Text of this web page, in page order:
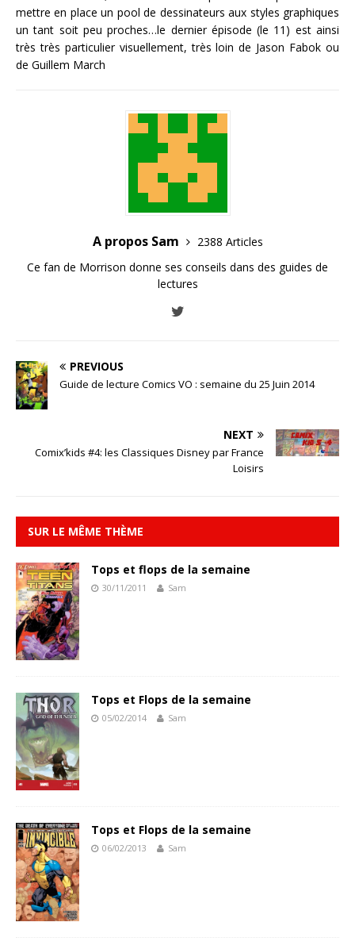
mettre en place un pool de dessinateurs aux styles graphiques
un tant soit peu proches…le dernier épisode (le 11) est ainsi
très très particulier visuellement, très loin de Jason Fabok ou
de Guillem March
A propos Sam
2388 Articles
Ce fan de Morrison donne ses conseils dans des guides de
lectures
PREVIOUS
Guide de lecture Comics VO : semaine du 25 Juin 2014
NEXT
Comix’kids #4: les Classiques Disney par France
Loisirs
SUR LE MÊME THÈME
Tops et flops de la semaine
30/11/2011 Sam
Tops et Flops de la semaine
05/02/2014 Sam
Tops et Flops de la semaine
06/02/2013 Sam